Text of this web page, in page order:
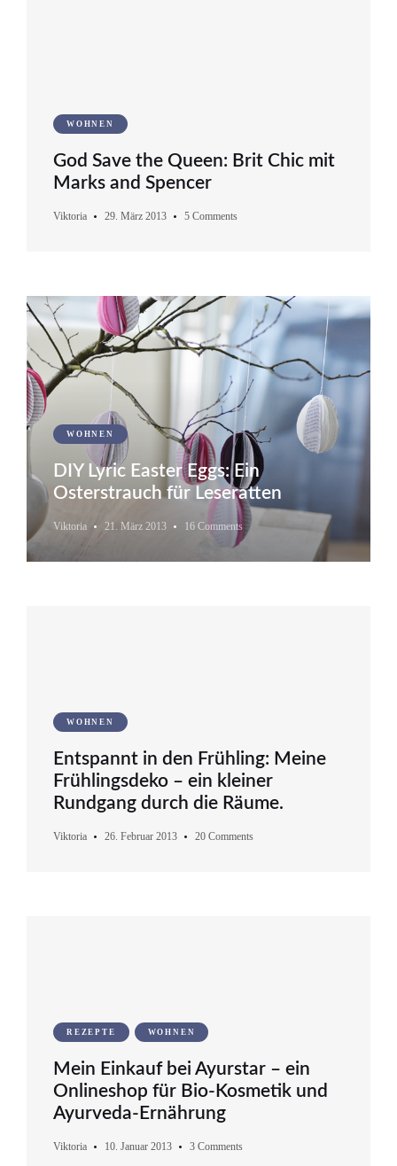
WOHNEN
God Save the Queen: Brit Chic mit
Marks and Spencer
Viktoria 29. März 2013 5 Comments
WOHNEN
DIY Lyric Easter Eggs: Ein
Osterstrauch für Leseratten
Viktoria 21. März 2013 16 Comments
WOHNEN
Entspannt in den Frühling: Meine
Frühlingsdeko – ein kleiner
Rundgang durch die Räume.
Viktoria 26. Februar 2013 20 Comments
REZEPTE WOHNEN
Mein Einkauf bei Ayurstar – ein
Onlineshop für Bio-Kosmetik und
Ayurveda-Ernährung
Viktoria 10. Januar 2013 3 Comments